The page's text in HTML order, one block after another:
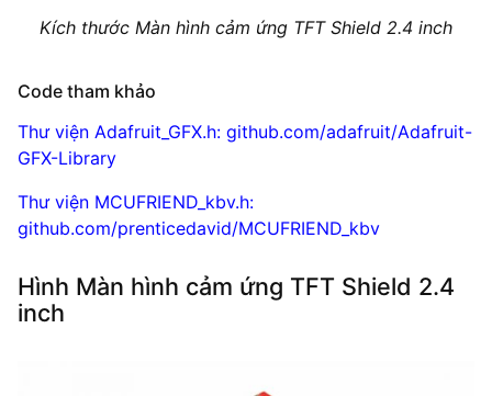
Kích thước Màn hình cảm ứng TFT Shield 2.4 inch
Code tham khảo
Thư viện Adafruit_GFX.h: github.com/adafruit/Adafruit-
GFX-Library
Thư viện MCUFRIEND_kbv.h:
github.com/prenticedavid/MCUFRIEND_kbv
Hình Màn hình cảm ứng TFT Shield 2.4
inch